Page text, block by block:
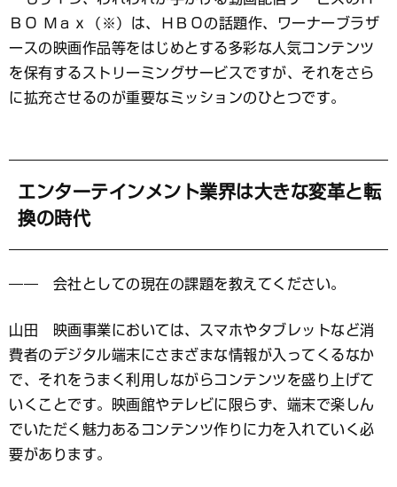
ＢＯ Ｍａｘ（※）は、ＨＢＯの話題作、ワーナーブラザ
ースの映画作品等をはじめとする多彩な人気コンテンツ
を保有するストリーミングサービスですが、それをさら
に拡充させるのが重要なミッションのひとつです。
エンターテインメント業界は大きな変革と転
換の時代
―― 会社としての現在の課題を教えてください。
山田 映画事業においては、スマホやタブレットなど消
費者のデジタル端末にさまざまな情報が入ってくるなか
で、それをうまく利用しながらコンテンツを盛り上げて
いくことです。映画館やテレビに限らず、端末で楽しん
でいただく魅力あるコンテンツ作りに力を入れていく必
要があります。